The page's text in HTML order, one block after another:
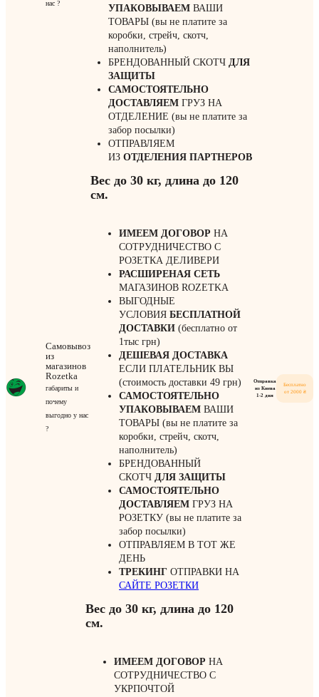
нас ?
УПАКОВЫВАЕМВАШИ
ТОВАРЫ (вы не платите за
коробки, стрейч, скотч,
наполнитель)
БРЕНДОВАННЫЙ СКОТЧ ДЛЯ
ЗАЩИТЫ
САМОСТОЯТЕЛЬНО
ДОСТАВЛЯЕМГРУЗ НА
ОТДЕЛЕНИЕ (вы не платите за
забор посылки)
ОТПРАВЛЯЕМ
ИЗ ОТДЕЛЕНИЯ ПАРТНЕРОВ
Самовывоз
из
магазинов
Rozetka
габариты и
почему
выгодно у нас
?
Вес до 30 кг, длина до 120
см.
ИМЕЕМ ДОГОВОР НА
СОТРУДНИЧЕСТВО С
РОЗЕТКА ДЕЛИВЕРИ
РАСШИРЕНАЯ СЕТЬ
МАГАЗИНОВ ROZETKA
ВЫГОДНЫЕ
УСЛОВИЯ БЕСПЛАТНОЙ
ДОСТАВКИ (бесплатно от
1тыс грн)
ДЕШЕВАЯ ДОСТАВКА
ЕСЛИ ПЛАТЕЛЬНИК ВЫ
(стоимость доставки 49 грн)
САМОСТОЯТЕЛЬНО
УПАКОВЫВАЕМ ВАШИ
ТОВАРЫ (вы не платите за
коробки, стрейч, скотч,
наполнитель)
БРЕНДОВАННЫЙ
СКОТЧ ДЛЯ ЗАЩИТЫ
САМОСТОЯТЕЛЬНО
ДОСТАВЛЯЕМ ГРУЗ НА
РОЗЕТКУ (вы не платите за
забор посылки)
ОТПРАВЛЯЕМ В ТОТ ЖЕ
ДЕНЬ
ТРЕКИНГ ОТПРАВКИ НА
САЙТЕ РОЗЕТКИ
Отправка
из Киева
1-2 дня
Бесплатно
от 2000 ₴
Вес до 30 кг, длина до 120
см.
ИМЕЕМ ДОГОВОР НА
СОТРУДНИЧЕСТВО С
УКРПОЧТОЙ